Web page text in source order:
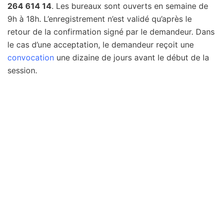
264 614 14. Les bureaux sont ouverts en semaine de
9h à 18h. L’enregistrement n’est validé qu’après le
retour de la confirmation signé par le demandeur. Dans
le cas d’une acceptation, le demandeur reçoit une
convocation une dizaine de jours avant le début de la
session.